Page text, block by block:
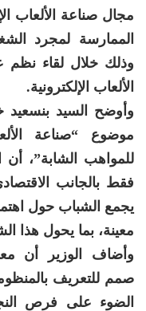
مجال صناعة الألعاب
الممارسة لمجرد
وذلك خلال لقاء نظم
الألعاب الإلكترونية.
وأوضح السيد بنسعيد
موضوع “صناعة
للمواهب الشابة”، أن
فقط بالجانب
يجمع الشباب حول
معينة، بما يحول هذا
وأضاف الوزير أن
صمم للتعريف
الضوء على فرص